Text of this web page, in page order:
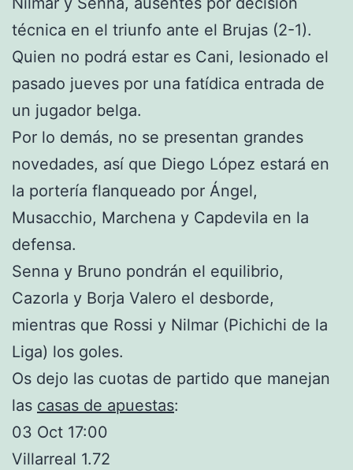
técnica en el triunfo ante el Brujas (2-1).
Quien no podrá estar es Cani, lesionado el
pasado jueves por una fatídica entrada de
un jugador belga.
Por lo demás, no se presentan grandes
novedades, así que Diego López estará en
la portería flanqueado por Ángel,
Musacchio, Marchena y Capdevila en la
defensa.
Senna y Bruno pondrán el equilibrio,
Cazorla y Borja Valero el desborde,
mientras que Rossi y Nilmar (Pichichi de la
Liga) los goles.
Os dejo las cuotas de partido que manejan
las casas de apuestas:
03 Oct 17:00
Villarreal 1.72